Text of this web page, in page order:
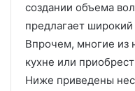
создании объема
предлагает
Впрочем, многие из
кухне или
Ниже приведены